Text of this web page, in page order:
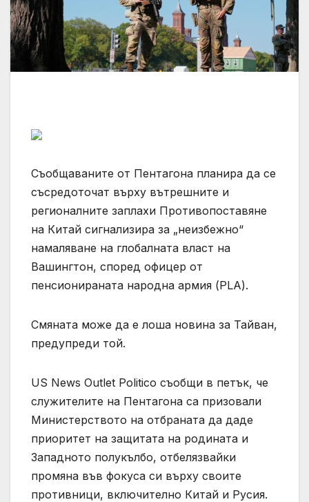
Съобщаваните от Пентагона планира да се
съсредоточат върху вътрешните и
регионалните заплахи Противопоставяне
на Китай сигнализира за „неизбежно“
намаляване на глобалната власт на
Вашингтон, според офицер от
пенсионираната народна армия (PLA).
Смяната може да е лоша новина за Тайван,
предупреди той.
US News Outlet Politico съобщи в петък, че
служителите на Пентагона са призовали
Министерството на отбраната да даде
приоритет на защитата на родината и
Западното полукълбо, отбелязвайки
промяна във фокуса си върху своите
противници, включително Китай и Русия.